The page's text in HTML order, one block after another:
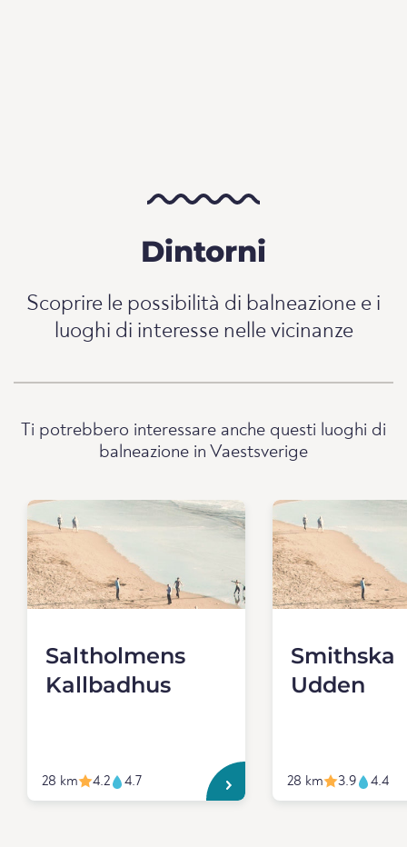
Dintorni
Scoprire le possibilità di balneazione e i
luoghi di interesse nelle vicinanze
Ti potrebbero interessare anche questi luoghi di
balneazione in Vaestsverige
Saltholmens
Kallbadhus
28 km 4.2 4.7
Smithska
Udden
28 km 3.9 4.4